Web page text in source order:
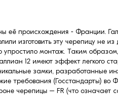
её происхождения - Франции.
изготовить эту черепицу не
упростило монтаж. Таким
12 имеют эффект легкого
замки, разработанные
требования (Госстандарты)
черепицы – FR (что означает